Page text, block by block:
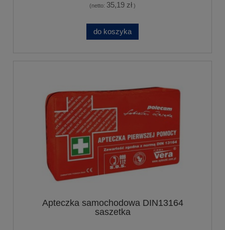
(netto: 35,19 zł )
do koszyka
Apteczka samochodowa DIN13164
saszetka